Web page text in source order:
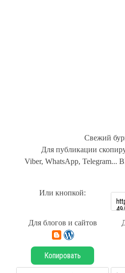
Свежий
Для публикации
Viber, WhatsApp, Telegram...
Или кнопкой:
Для блогов и сайтов
Копировать